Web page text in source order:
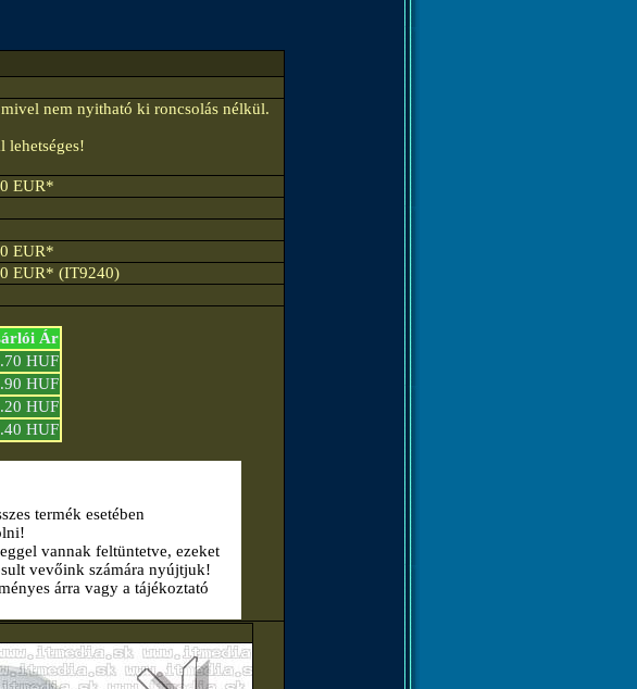
nem nyitható ki roncsolás nélkül.
lehetséges!
EUR*
EUR*
EUR* (IT9240)
Ár
HUF
HUF
HUF
HUF
termék esetében
vannak feltüntetve, ezeket
vevőink számára nyújtjuk!
árra vagy a tájékoztató